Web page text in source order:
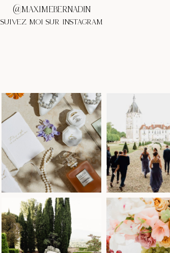
@MAXIMEBERNADIN
SUIVEZ MOI SUR INSTAGRAM